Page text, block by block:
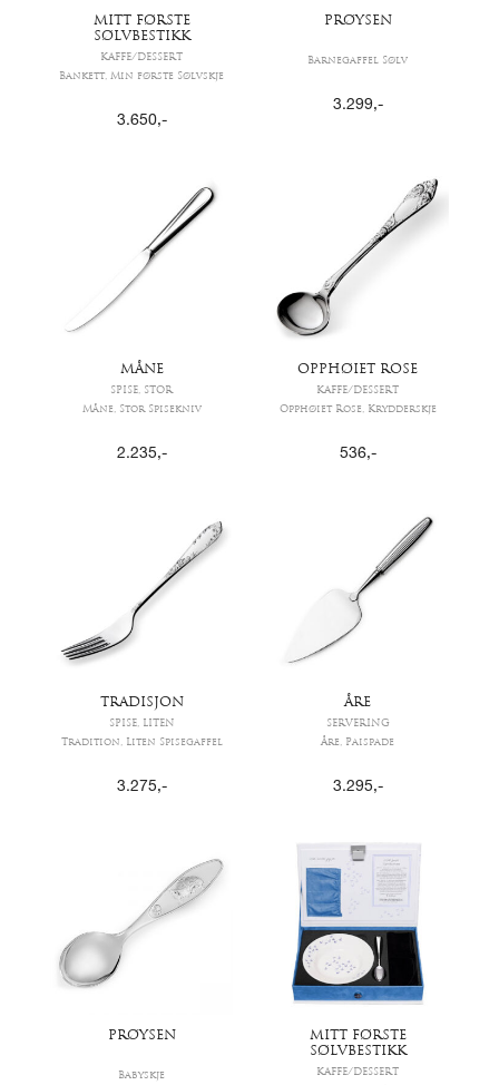
MITT FØRSTE
SØLVBESTIKK
KAFFE/DESSERT
Bankett, Min første Sølvskje
3.650,-
PRØYSEN
Barnegaffel Sølv
3.299,-
MÅNE
SPISE, STOR
Måne, Stor Spisekniv
2.235,-
OPPHØIET ROSE
KAFFE/DESSERT
Opphøiet Rose, Krydderskje
536,-
TRADISJON
SPISE, LITEN
Tradition, Liten Spisegaffel
3.275,-
ÅRE
SERVERING
Åre, Paispade
3.295,-
PRØYSEN
Babyskje
MITT FØRSTE
SØLVBESTIKK
KAFFE/DESSERT